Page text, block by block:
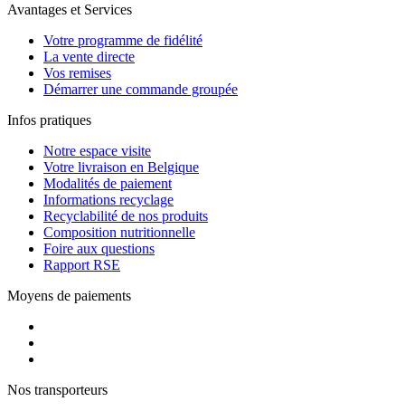
Avantages et Services
Votre programme de fidélité
La vente directe
Vos remises
Démarrer une commande groupée
Infos pratiques
Notre espace visite
Votre livraison en Belgique
Modalités de paiement
Informations recyclage
Recyclabilité de nos produits
Composition nutritionnelle
Foire aux questions
Rapport RSE
Moyens de paiements
Nos transporteurs